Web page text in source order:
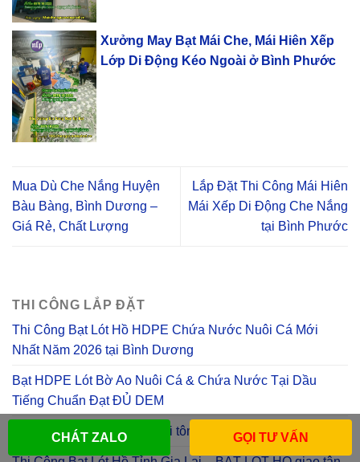
Xưởng May Bạt Mái Che, Mái Hiên Xếp
Lớp Di Động Kéo Ngoài ở Bình Phước
Mua Dù Che Nắng Huyện
Bàu Bàng, Bình Dương –
Giá Rẻ, Chất Lượng
Lắp Đặt Thi Công Mái Hiên
Mái Xếp Di Động Che Nắng
tại Bình Phước
THI CÔNG LẮP ĐẶT
Thi Công Bạt Lót Hồ HDPE Chứa Nước Nuôi Cá Mới
Nhất Năm 2026 tại Bình Dương
Bạt HDPE Lót Bờ Ao Nuôi Cá & Chứa Nước Tại Dầu
Tiếng Chuẩn Đạt ĐỦ DEM
Bạt HDPE bạt lót ao hồ nuôi tôm cá tại Cần Thơ
CHÁT ZALO GỌI TƯ VẤN